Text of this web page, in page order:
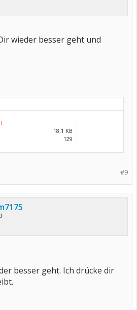
wieder besser geht und
18,1 KB
129
#9
besser geht. Ich drücke dir